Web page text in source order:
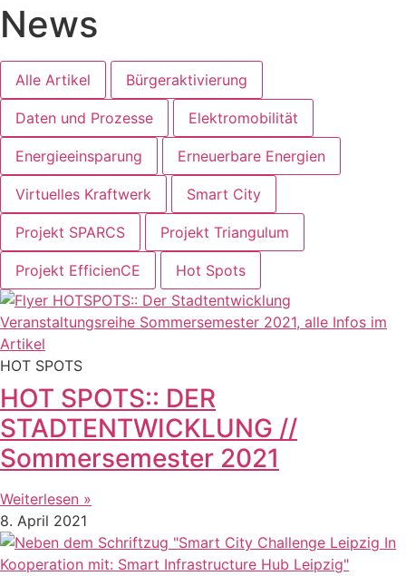
News
Alle Artikel Bürgeraktivierung
Daten und Prozesse Elektromobilität
Energieeinsparung Erneuerbare Energien
Virtuelles Kraftwerk Smart City
Projekt SPARCS Projekt Triangulum
Projekt EfficienCE Hot Spots
HOT SPOTS
HOT SPOTS:: DER
STADTENTWICKLUNG //
Sommersemester 2021
Weiterlesen »
8. April 2021